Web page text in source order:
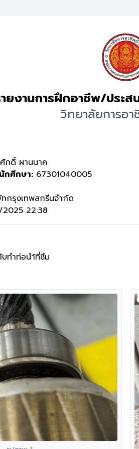
ยงานการฝึกอาชีพ/ประ
วิทยาลัยการอ
กดิ์ ผานนาค
กศึกษา: 67301040005
กรุงเทพสกรีนจำกัด
22:38
ทำท่อนำ้ที่ซึม